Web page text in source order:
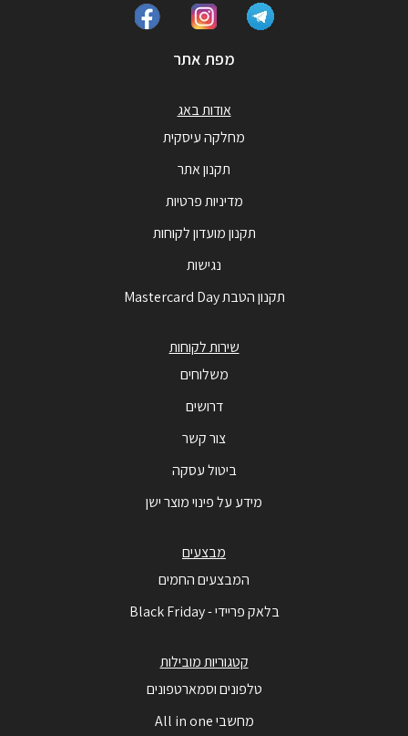
מפת אתר
אודות באג
מחלקה עיסקית
תקנון אתר
מדיניות פרטיות
תקנון מועדון לקוחות
נגישות
תקנון הטבת Mastercard Day
שירות לקוחות
משלוחים
דרושים
צור קשר
ביטול עסקה
מידע על פינוי מוצר ישן
מבצעים
המבצעים החמים
בלאק פריידי - Black Friday
קטגוריות מובילות
טלפונים וסמארטפונים
מחשבי All in one